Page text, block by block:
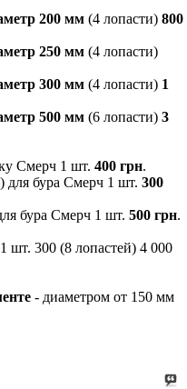
200 мм (4 лопасти) 800
250 мм (4 лопасти)
300 мм (4 лопасти) 1
500 мм (6 лопасти) 3
Смерч 1 шт. 400 грн.
для бура Смерч 1 шт. 300
бура Смерч 1 шт. 500 грн.
шт. 300 (8 лопастей) 4 000
- диаметром от 150 мм